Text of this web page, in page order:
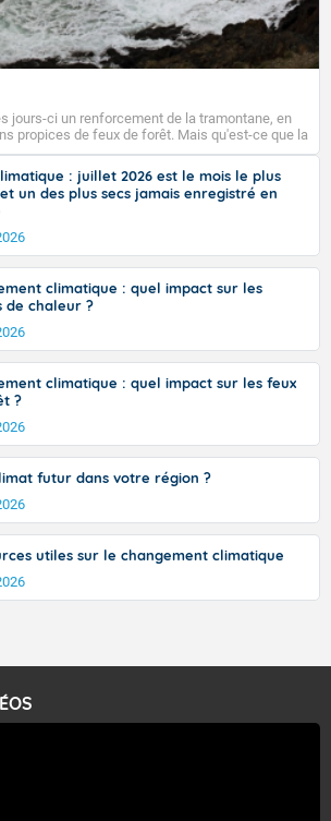
Fermer
jours-ci un renforcement de la tramontane, en
propices de feux de forêt. Mais qu'est-ce que la
ses caractéristiques ? La tramontane est un
de secteur nord-ouest à nord, ou ouest à nord-
part du Roussillon à la vallée de l’Aude et à
de ce vent vient du latin trasmontanus,
en allusion aux régions montagneuses
: juillet 2026 est le mois le plus
un des plus secs jamais enregistré en
climatique : quel impact sur les
de chaleur ?
climatique : quel impact sur les feux
?
futur dans votre région ?
utiles sur le changement climatique